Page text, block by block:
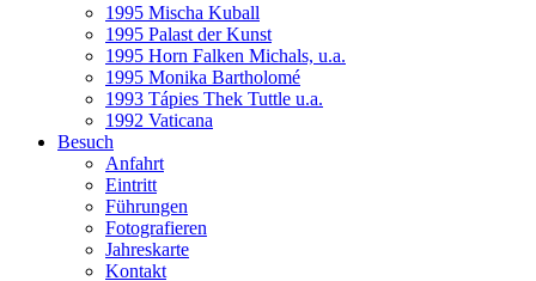
1995 Mischa Kuball
1995 Palast der Kunst
1995 Horn Falken Michals, u.a.
1995 Monika Bartholomé
1993 Tápies Thek Tuttle u.a.
1992 Vaticana
Besuch
Anfahrt
Eintritt
Führungen
Fotografieren
Jahreskarte
Kontakt